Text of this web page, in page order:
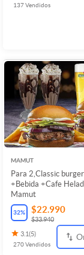
137Vendidos
MAMUT
Para 2,Classic
+Bebida +Cafe
Mamut
32% $22.990
$33.940
3.1(5)
270Vendidos